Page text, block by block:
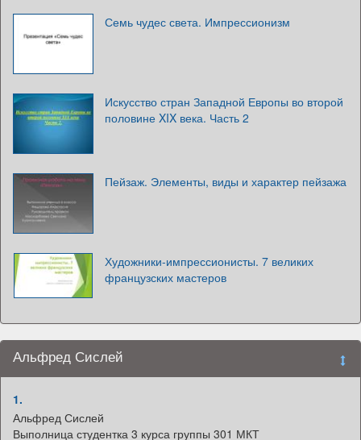
Семь чудес света. Импрессионизм
Искусство стран Западной Европы во второй
половине XIX века. Часть 2
Пейзаж. Элементы, виды и характер пейзажа
Художники-импрессионисты. 7 великих
французских мастеров
Альфред Сислей
1.
Альфред Сислей
Выполница студентка 3 курса группы 301 МКТ